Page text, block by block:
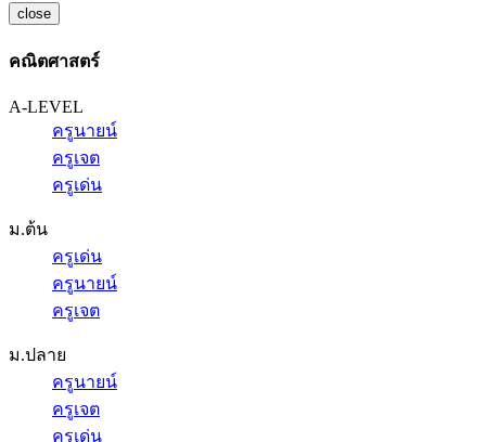
close
คณิตศาสตร์
A-LEVEL
ครูนายน์
ครูเจต
ครูเด่น
ม.ต้น
ครูเด่น
ครูนายน์
ครูเจต
ม.ปลาย
ครูนายน์
ครูเจต
ครูเด่น